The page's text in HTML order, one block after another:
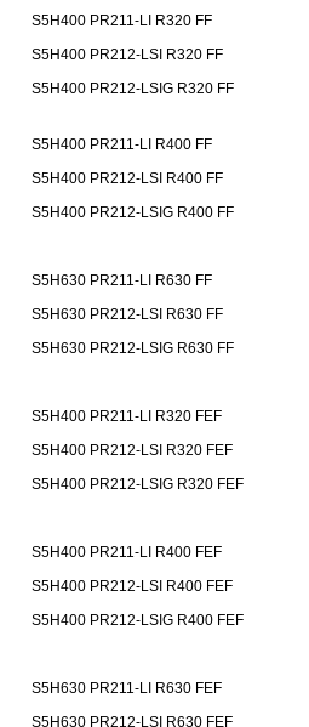
S5H400 PR211-LI R320 FF
S5H400 PR212-LSI R320 FF
S5H400 PR212-LSIG R320 FF
S5H400 PR211-LI R400 FF
S5H400 PR212-LSI R400 FF
S5H400 PR212-LSIG R400 FF
S5H630 PR211-LI R630 FF
S5H630 PR212-LSI R630 FF
S5H630 PR212-LSIG R630 FF
S5H400 PR211-LI R320 FEF
S5H400 PR212-LSI R320 FEF
S5H400 PR212-LSIG R320 FEF
S5H400 PR211-LI R400 FEF
S5H400 PR212-LSI R400 FEF
S5H400 PR212-LSIG R400 FEF
S5H630 PR211-LI R630 FEF
S5H630 PR212-LSI R630 FEF